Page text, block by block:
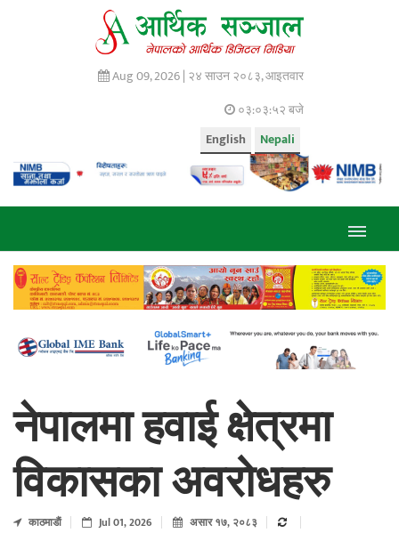
Aug 09, 2026 | २४ साउन २०८३, आइतवार
०३:०३:५३ बजे
Nepali
English
नेपालमा हवाई क्षेत्रमा
विकासका अवरोधहरु
काठमाडाैं Jul 01, 2026 असार १७, २०८३